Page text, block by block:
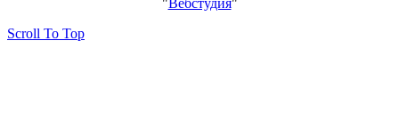
Scroll To Top